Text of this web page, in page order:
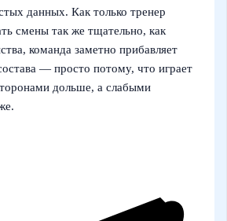
данных. Как только тренер
смены так же тщательно, как
команда заметно прибавляет
— просто потому, что играет
дольше, а слабыми